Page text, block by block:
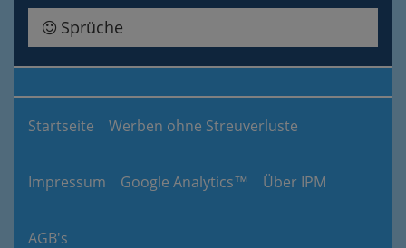
Sprüche
Startseite Werben ohne Streuverluste
Impressum Google Analytics™ Über IPM
AGB's